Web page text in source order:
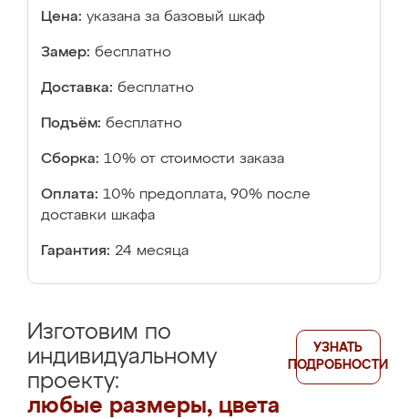
Цена: указана за базовый шкаф
Замер: бесплатно
Доставка: бесплатно
Подъём: бесплатно
Сборка: 10% от стоимости заказа
Оплата: 10% предоплата, 90% после
доставки шкафа
Гарантия: 24 месяца
Изготовим по
индивидуальному
проекту:
любые размеры, цвета
УЗНАТЬ
ПОДРОБНОСТИ